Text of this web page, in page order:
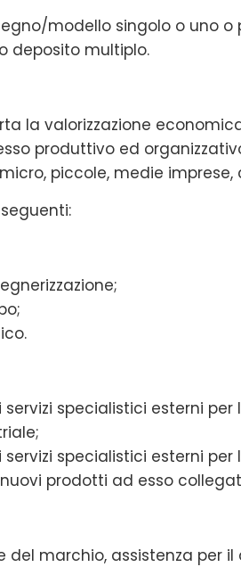
modello singolo o uno o
deposito multiplo.
la valorizzazione
produttivo ed
piccole, medie
servizi specialistici esterni
specialistici esterni
prodotti ad esso
del marchio, assistenza per